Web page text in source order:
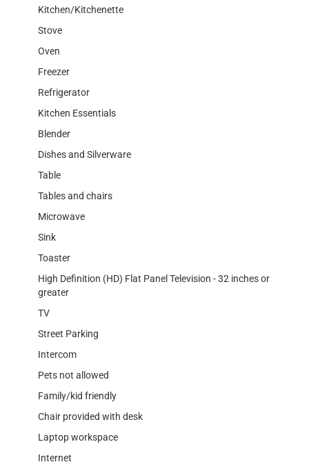
Kitchen/Kitchenette
Stove
Oven
Freezer
Refrigerator
Kitchen Essentials
Blender
Dishes and Silverware
Table
Tables and chairs
Microwave
Sink
Toaster
High Definition (HD) Flat Panel Television - 32 inches or
greater
TV
Street Parking
Intercom
Pets not allowed
Family/kid friendly
Chair provided with desk
Laptop workspace
Internet